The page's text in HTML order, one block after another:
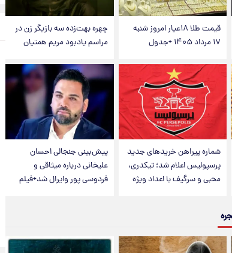
قیمت طلا ۱۸عیار امروز شنبه
۱۷ مرداد ۱۴۰۵ +جدول
چهره بهت‌زده سه بازیگر زن در
مراسم یادبود مریم همتیان
شماره پیراهن خریدهای جدید
پرسپولیس اعلام شد؛ تیکدری،
محبی و سرگیف با اعداد ویژه
پیش‌بینی جنجالی احسان
علیخانی درباره میثاقی و
فردوسی پور وایرال شد+فیلم